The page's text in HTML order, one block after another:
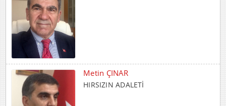
Metin ÇINAR
HIRSIZIN ADALETİ